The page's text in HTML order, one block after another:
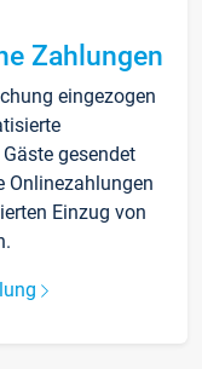
Zahlungen
eingezogen
gesendet
Onlinezahlungen
Einzug von